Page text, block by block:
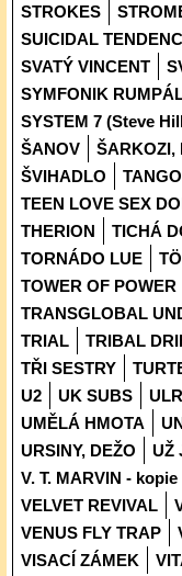
STROKES
SUICIDAL
SVATÝ VINCENT
SYMFONIK
SYSTEM 7 (Steve
ŠANOV
ŠARKOZI,
ŠVIHADLO
TANGO
TEEN LOVE SEX
THERION
TICHÁ
TORNÁDO LUE
TOWER OF POWER
TRANSGLOBAL
TRIAL
TRIBAL
TŘI SESTRY
U2
UK SUBS
UMĚLÁ HMOTA
URSINY, DEŽO
UŽ
V. T. MARVIN - kopie
VELVET REVIVAL
VENUS FLY TRAP
VISACÍ ZÁMEK